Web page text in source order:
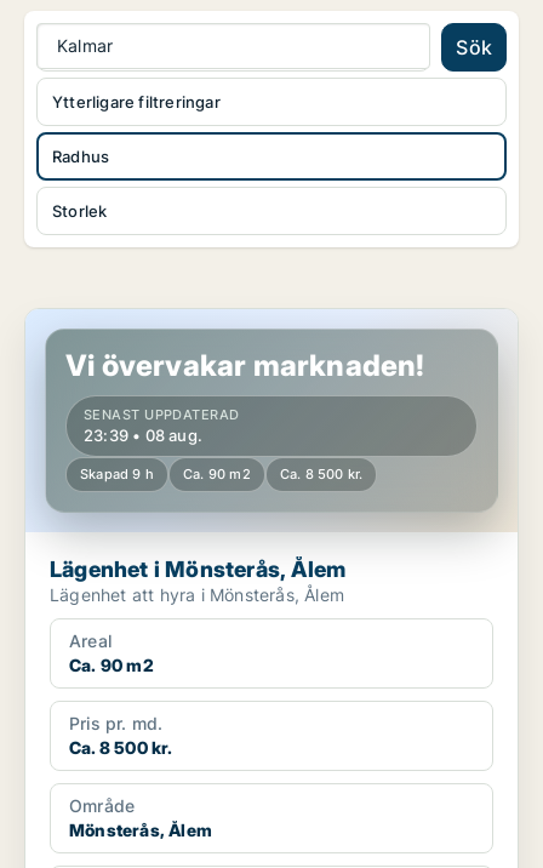
Kalmar Sök
Radhus
Storlek
Ytterligare filtreringar
Lägenhet i Mönsterås, Ålem
Vi övervakar marknaden!
SENAST UPPDATERAD
23:39 • 08 aug.
Skapad 9 h Ca. 90 m2 Ca. 8 500 kr.
Lägenhet i Mönsterås, Ålem
Lägenhet att hyra i Mönsterås, Ålem
Areal
Ca. 90 m2
Pris pr. md.
Ca. 8 500 kr.
Område
Mönsterås, Ålem